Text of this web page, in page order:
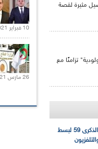
مثيرة لقصة
تزامنًا مع
الإذاعة الجزائرية تحي الذكرى 59 لبسط
10 فبراير 2021 |
26 مارس 2021 |